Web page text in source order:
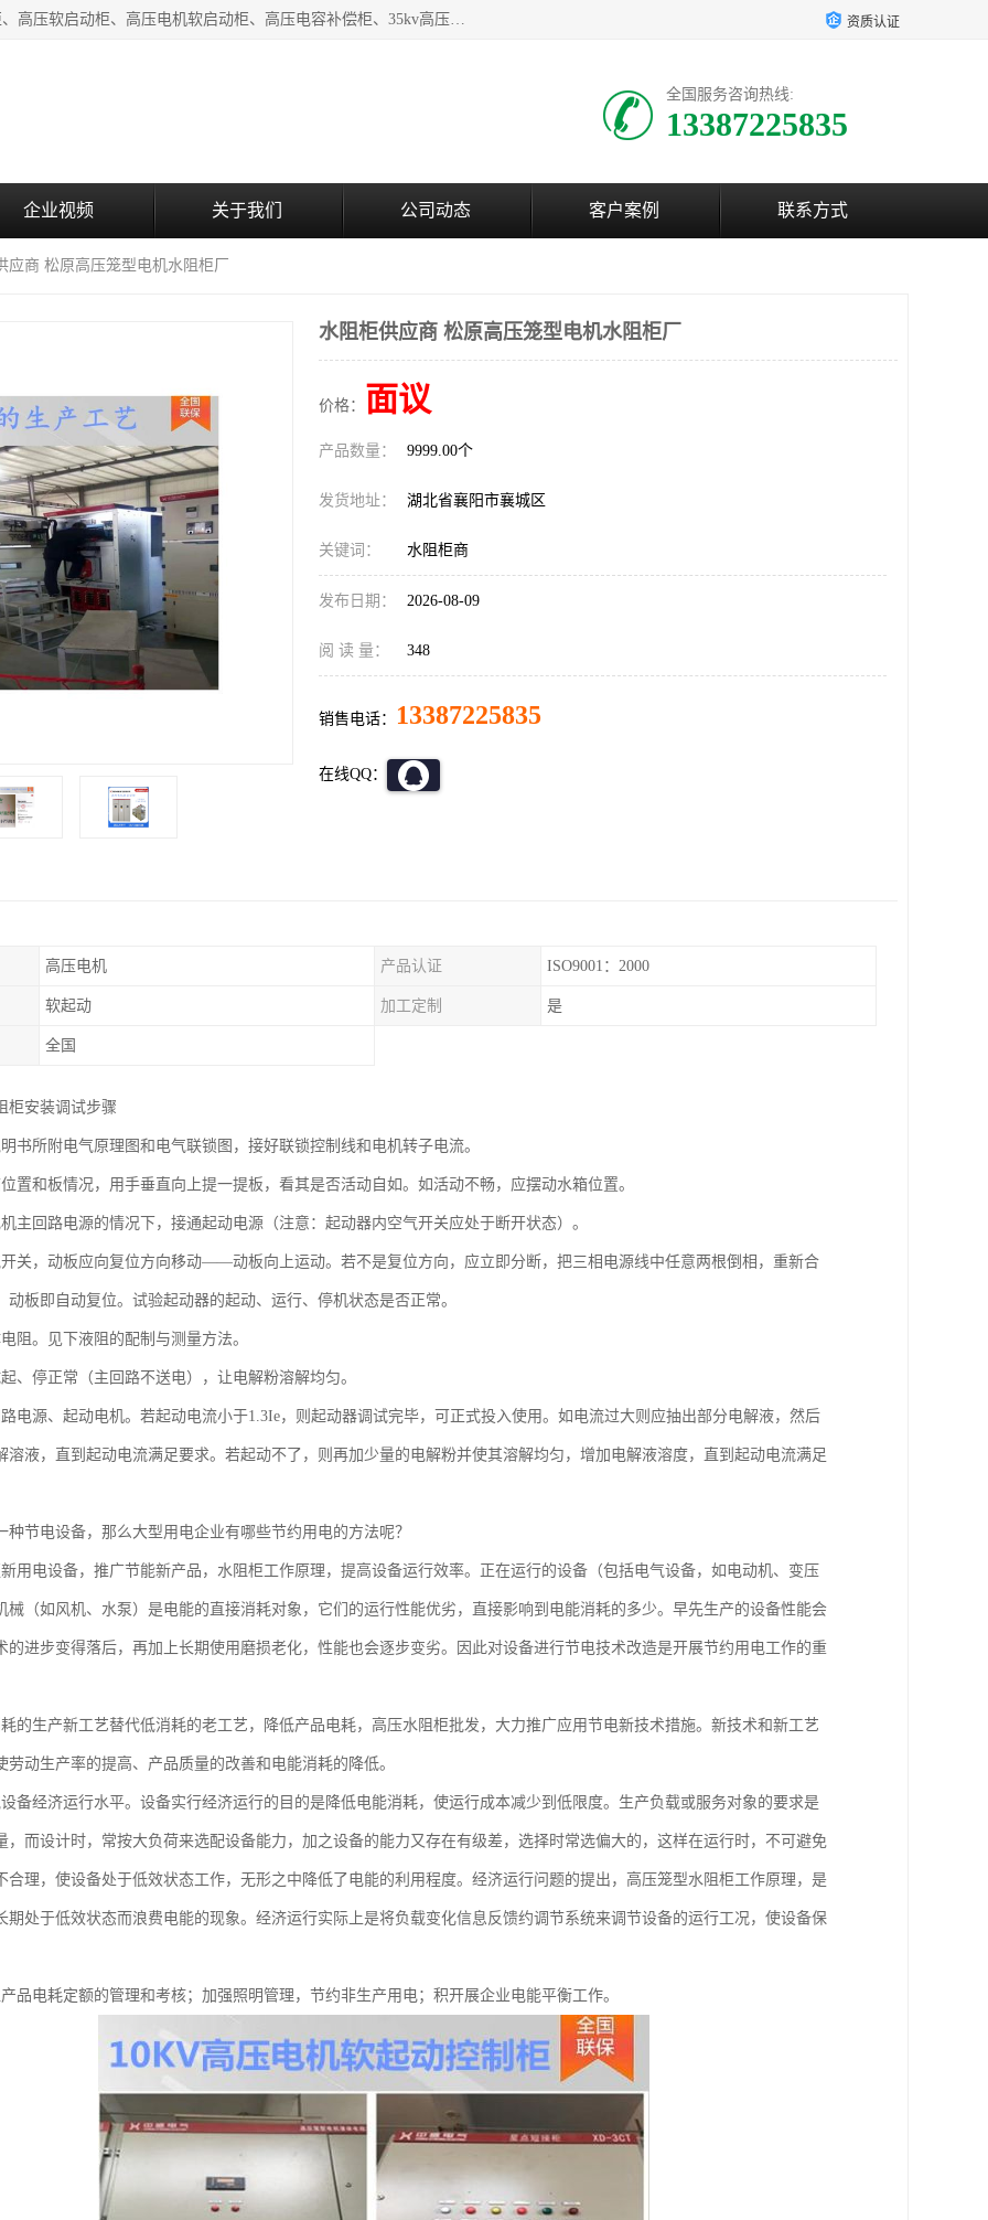
湖北中盛电气有限公司（下称中盛电气）主要产品有：水阻柜、高压软启动柜、高压电机软启动柜、高压电容补偿柜、35kv高压开关柜、高压固态软启动柜等;致力于工业电气控制、电力电子、工业用机器人及自动化产线等产品的研发、制造和应用，是集研发、生产、销售和技术服务于一体的高新技术企业。 资质认证
全国服务咨询热线:
13387225835
企业视频 关于我们 公司动态 客户案例 联系方式
应商 松原高压笼型电机水阻柜厂
水阻柜供应商 松原高压笼型电机水阻柜厂
价格： 面议
产品数量： 9999.00个
发货地址： 湖北省襄阳市襄城区
关键词： 水阻柜商
发布日期： 2026-08-09
阅 读 量： 348
销售电话： 13387225835
在线QQ：
高压电机 产品认证 ISO9001：2000
软起动 加工定制 是
全国
柜安装调试步骤
书所附电气原理图和电气联锁图，接好联锁控制线和电机转子电流。
置和板情况，用手垂直向上提一提板，看其是否活动自如。如活动不畅，应摆动水箱位置。
主回路电源的情况下，接通起动电源（注意：起动器内空气开关应处于断开状态）。
关，动板应向复位方向移动——动板向上运动。若不是复位方向，应立即分断，把三相电源线中任意两根倒相，重新合
动板即自动复位。试验起动器的起动、运行、停机状态是否正常。
阻。见下液阻的配制与测量方法。
、停正常（主回路不送电），让电解粉溶解均匀。
电源、起动电机。若起动电流小于1.3Ie，则起动器调试完毕，可正式投入使用。如电流过大则应抽出部分电解液，然后
溶液，直到起动电流满足要求。若起动不了，则再加少量的电解粉并使其溶解均匀，增加电解液溶度，直到起动电流满足
种节电设备，那么大型用电企业有哪些节约用电的方法呢？
用电设备，推广节能新产品，水阻柜工作原理，提高设备运行效率。正在运行的设备（包括电气设备，如电动机、变压
械（如风机、水泵）是电能的直接消耗对象，它们的运行性能优劣，直接影响到电能消耗的多少。早先生产的设备性能会
的进步变得落后，再加上长期使用磨损老化，性能也会逐步变劣。因此对设备进行节电技术改造是开展节约用电工作的重
的生产新工艺替代低消耗的老工艺，降低产品电耗，高压水阻柜批发，大力推广应用节电新技术措施。新技术和新工艺
劳动生产率的提高、产品质量的改善和电能消耗的降低。
备经济运行水平。设备实行经济运行的目的是降低电能消耗，使运行成本减少到低限度。生产负载或服务对象的要求是
，而设计时，常按大负荷来选配设备能力，加之设备的能力又存在有级差，选择时常选偏大的，这样在运行时，不可避免
合理，使设备处于低效状态工作，无形之中降低了电能的利用程度。经济运行问题的提出，高压笼型水阻柜工作原理，是
期处于低效状态而浪费电能的现象。经济运行实际上是将负载变化信息反馈约调节系统来调节设备的运行工况，使设备保
品电耗定额的管理和考核；加强照明管理，节约非生产用电；积开展企业电能平衡工作。